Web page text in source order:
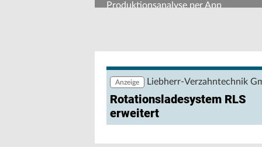
Produktionsanalyse per App
nutzen? Eine browserbasierte
Maschinendaten und unterstützt
Maschinenleistung, Stillständen und
Anzeige Liebherr-Verzahntechnik
Rotationsladesystem RLS
erweitert